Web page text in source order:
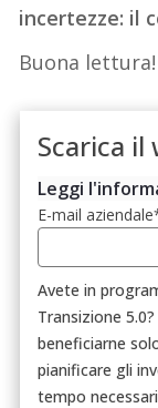
incertezze: il
Buona lettura!
Scarica
Leggi
E-mail aziendale
Avete in
Transizione
beneficiarne
pianificare gli
tempo